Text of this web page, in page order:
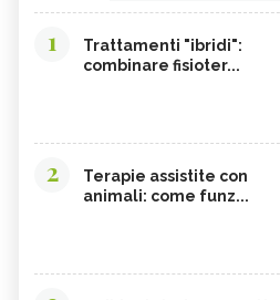
1
Trattamenti "ibridi":
combinare fisioter...
2
Terapie assistite con
animali: come funz...